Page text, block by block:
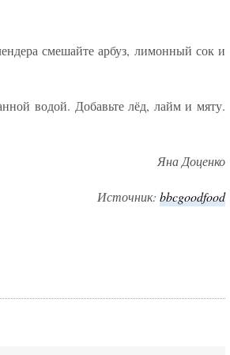
смешайте арбуз, лимонный сок и
водой. Добавьте лёд, лайм и мяту.
Яна Доценко
Источник: bbcgoodfood